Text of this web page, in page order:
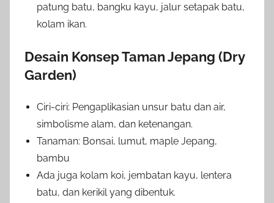
patung batu, bangku kayu, jalur setapak batu,
kolam ikan.
Desain Konsep Taman Jepang (Dry
Garden)
Ciri-ciri: Pengaplikasian unsur batu dan air,
simbolisme alam, dan ketenangan.
Tanaman: Bonsai, lumut, maple Jepang,
bambu
Ada juga kolam koi, jembatan kayu, lentera
batu, dan kerikil yang dibentuk.